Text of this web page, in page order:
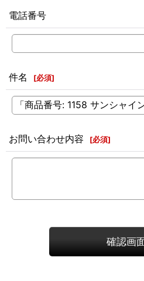
電話番号
件名 [必須]
お問い合わせ内容 [必須]
確認画